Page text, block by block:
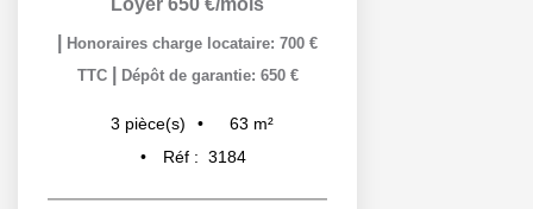
Honoraires charge locataire: 700 €
TTC
Dépôt de garantie: 650 €
3 pièce(s) 63 m²
Réf : 3184